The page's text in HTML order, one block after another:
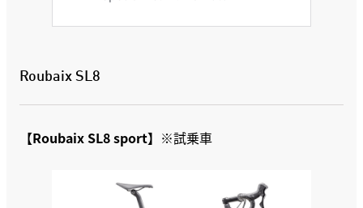
Roubaix SL8
【Roubaix SL8 sport】 ※試乗車